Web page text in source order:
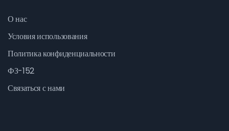
О нас
Условия использования
Политика конфиденциальности
ФЗ-152
Связаться с нами